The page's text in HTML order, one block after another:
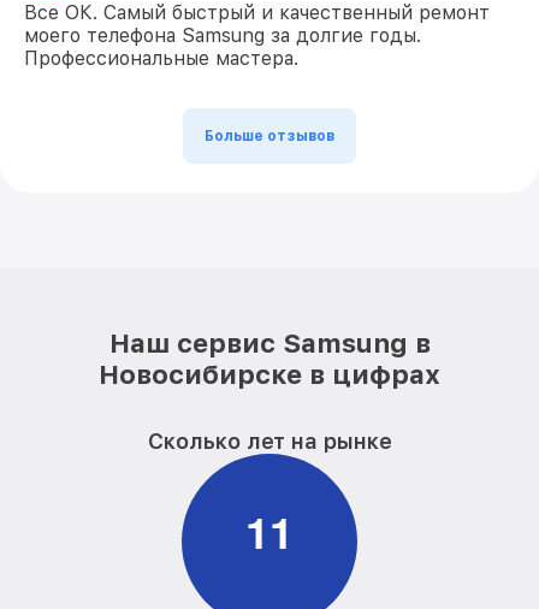
Все ОК. Самый быстрый и качественный ремонт
моего телефона Samsung за долгие годы.
Профессиональные мастера.
Больше отзывов
Наш сервис Samsung в
Новосибирске в цифрах
Сколько лет на рынке
11